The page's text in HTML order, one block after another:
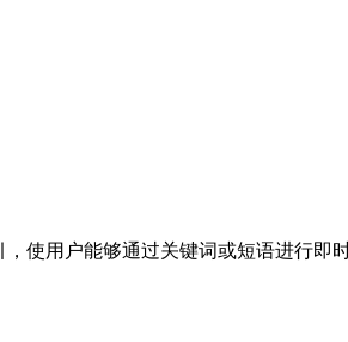
使用户能够通过关键词或短语进行即